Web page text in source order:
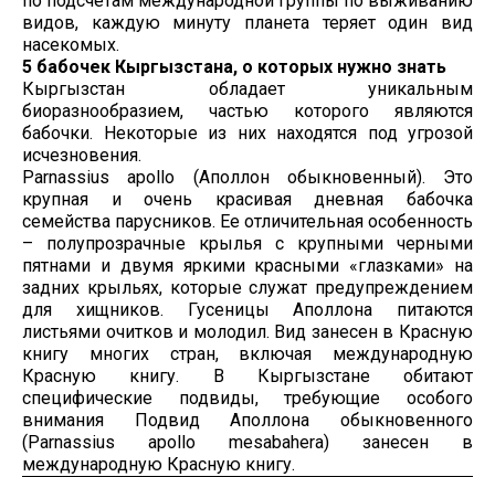
видов, каждую минуту планета теряет один вид
насекомых.
5 бабочек Кыргызстана, о которых нужно знать
Кыргызстан обладает уникальным
биоразнообразием, частью которого являются
бабочки. Некоторые из них находятся под угрозой
исчезновения.
Parnassius apollo (Аполлон обыкновенный). Это
крупная и очень красивая дневная бабочка
семейства парусников. Ее отличительная особенность
– полупрозрачные крылья с крупными черными
пятнами и двумя яркими красными «глазками» на
задних крыльях, которые служат предупреждением
для хищников. Гусеницы Аполлона питаются
листьями очитков и молодил. Вид занесен в Красную
книгу многих стран, включая международную
Красную книгу. В Кыргызстане обитают
специфические подвиды, требующие особого
внимания Подвид Аполлона обыкновенного
(Parnassius apollo mesabahera) занесен в
международную Красную книгу.